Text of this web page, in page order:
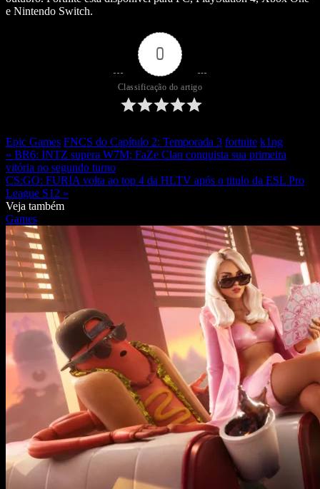
e Nintendo Switch.
0
Classificação do artigo
Epic Games FNCS do Capítulo 2: Temporada 3 fortnite k1ng
« BR6: INTZ supera W7M; FaZe Clan conquista sua primeira
vitória no segundo turno
CS:GO: FURIA volta ao top 4 da HLTV após o titulo da ESL Pro
League S12 »
Veja também
Games